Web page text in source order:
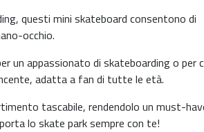
questi mini skateboard consentono di
occhio.
un appassionato di skateboarding o per
adatta a fan di tutte le età.
tascabile, rendendolo un must-
lo skate park sempre con te!